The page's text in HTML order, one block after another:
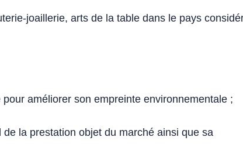
joaillerie, arts de la table dans le pays
améliorer son empreinte environnementale ;
la prestation objet du marché ainsi que sa